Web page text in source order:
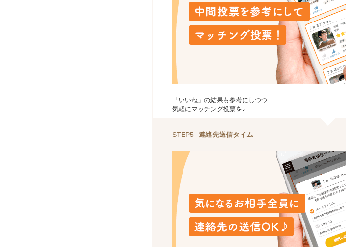
「いいね」の結果も参考にしつつ
気軽にマッチング投票を♪
STEP5 連絡先送信タイム